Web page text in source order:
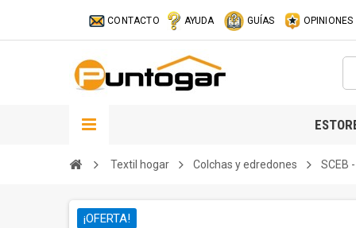
CONTACTO AYUDA GUÍAS OPINIONES
Textil hogar Colchas y edredones SCEB
¡OFERTA!